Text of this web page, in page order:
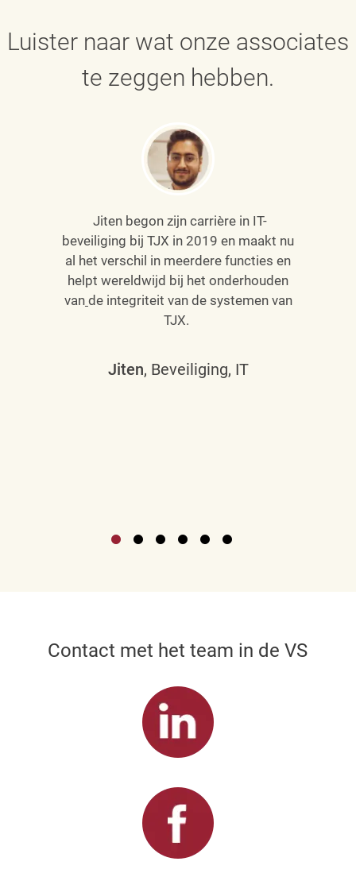
Luister naar wat onze associates
te zeggen hebben.
Jiten begon zijn carrière in IT-
beveiliging bij TJX in 2019 en maakt nu
al het verschil in meerdere functies en
helpt wereldwijd bij het onderhouden
van de integriteit van de systemen van
TJX.
Jiten, Beveiliging, IT
Contact met het team in de VS